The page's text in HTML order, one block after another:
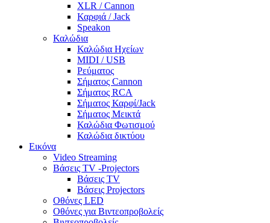
XLR / Cannon
Καρφιά / Jack
Speakon
Καλώδια
Καλώδια Ηχείων
MIDI / USB
Ρεύματος
Σήματος Cannon
Σήματος RCA
Σήματος Καρφί/Jack
Σήματος Μεικτά
Καλώδια Φωτισμού
Καλώδια δικτύου
Εικόνα
Video Streaming
Βάσεις TV -Projectors
Βάσεις TV
Βάσεις Projectors
Οθόνες LED
Οθόνες για Βιντεοπροβολείς